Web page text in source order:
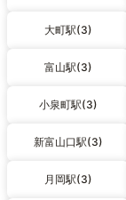
大町駅(3)
富山駅(3)
小泉町駅(3)
新富山口駅(3)
月岡駅(3)